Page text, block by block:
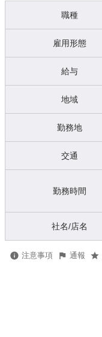
職種
雇用形態
給与
地域
勤務地
交通
勤務時間
社名/店名
注意事項 通報